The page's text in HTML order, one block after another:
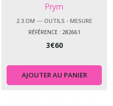
Prym
2.3.OM --- OUTILS - MESURE
RÉFÉRENCE : 282661
3€60
AJOUTER AU PANIER